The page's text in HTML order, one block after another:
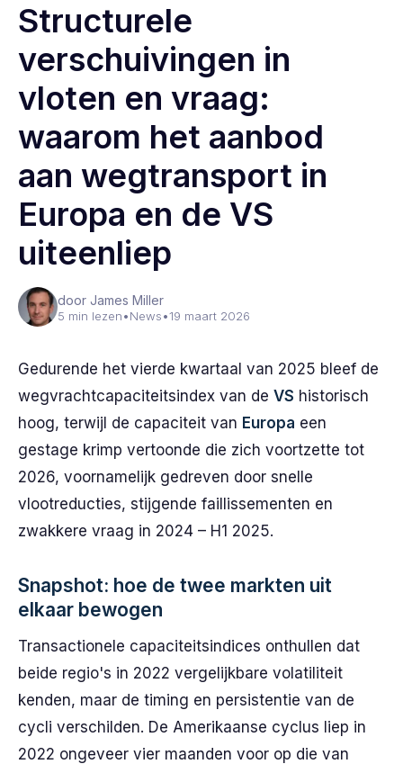
Structurele
verschuivingen in
vloten en vraag:
waarom het aanbod
aan wegtransport in
Europa en de VS
uiteenliep
door James Miller
5 min lezen•News•19 maart 2026
Gedurende het vierde kwartaal van 2025 bleef de
wegvrachtcapaciteitsindex van de VS historisch
hoog, terwijl de capaciteit van Europa een
gestage krimp vertoonde die zich voortzette tot
2026, voornamelijk gedreven door snelle
vlootreducties, stijgende faillissementen en
zwakkere vraag in 2024 – H1 2025.
Snapshot: hoe de twee markten uit
elkaar bewogen
Transactionele capaciteitsindices onthullen dat
beide regio's in 2022 vergelijkbare volatiliteit
kenden, maar de timing en persistentie van de
cycli verschilden. De Amerikaanse cyclus liep in
2022 ongeveer vier maanden voor op die van